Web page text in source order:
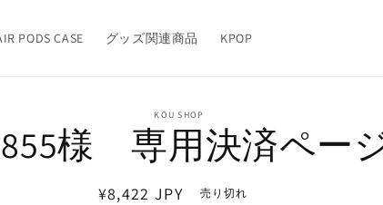
PODS CASE グッズ関連商品 KPOP
KOU SHOP
様 専用決済ペー
通
¥8,422 JPY 売り切れ